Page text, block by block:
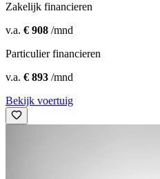
Zakelijk financieren
v.a. € 908 /mnd
Particulier financieren
v.a. € 893 /mnd
Bekijk voertuig